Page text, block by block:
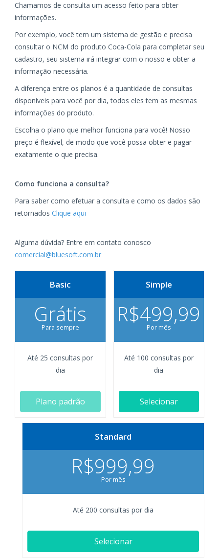
Chamamos de consulta um acesso feito para obter
informações.
Por exemplo, você tem um sistema de gestão e precisa
consultar o NCM do produto Coca-Cola para completar seu
cadastro, seu sistema irá integrar com o nosso e obter a
informação necessária.
A diferença entre os planos é a quantidade de consultas
disponíveis para você por dia, todos eles tem as mesmas
informações do produto.
Escolha o plano que melhor funciona para você! Nosso
preço é flexível, de modo que você possa obter e pagar
exatamente o que precisa.
Como funciona a consulta?
Para saber como efetuar a consulta e como os dados são
retornados Clique aqui
Alguma dúvida? Entre em contato conosco
comercial@bluesoft.com.br
Basic
Grátis
Para sempre
Até 25 consultas por
dia
Plano padrão
Simple
R$499,99
Por mês
Até 100 consultas por
dia
Selecionar
Standard
R$999,99
Por mês
Até 200 consultas por dia
Selecionar